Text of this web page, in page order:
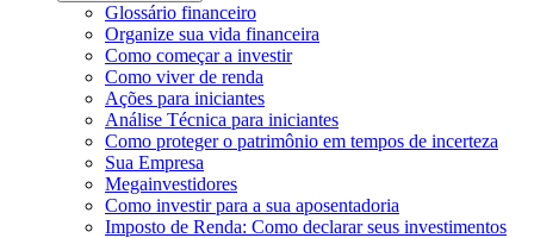
Glossário financeiro
Organize sua vida financeira
Como começar a investir
Como viver de renda
Ações para iniciantes
Análise Técnica para iniciantes
Como proteger o patrimônio em tempos de incerteza
Sua Empresa
Megainvestidores
Como investir para a sua aposentadoria
Imposto de Renda: Como declarar seus investimentos